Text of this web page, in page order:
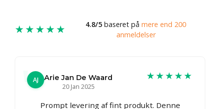
★★★★★ 4.8/5 baseret på mere end 200
anmeldelser
AJ
Arie Jan De Waard
20 Jan 2025
★★★★★
Prompt levering af fint produkt. Denne